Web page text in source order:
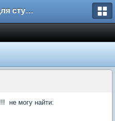
Форум для студента СГА
не могу найти: